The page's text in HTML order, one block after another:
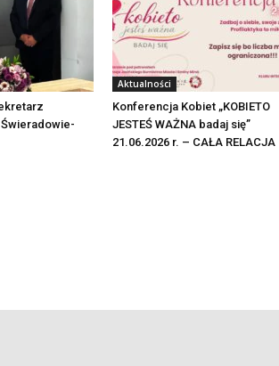
Aktualności
Konferencja Kobiet „KOBIETO
JESTEŚ WAŻNA badaj się”
21.06.2026 r. – CAŁA RELACJA